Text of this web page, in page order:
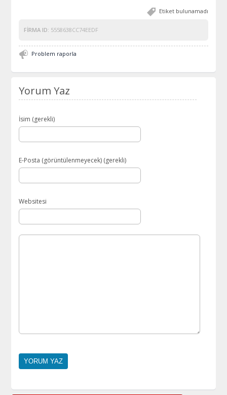
Etiket bulunamadı
FIRMA ID: 5558638CC74EEDF
Problem raporla
Yorum Yaz
İsim (gerekli)
E-Posta (görüntülenmeyecek) (gerekli)
Websitesi